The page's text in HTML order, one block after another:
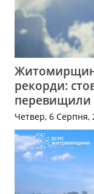
рекорди:
перевищили
Четвер, 6 Серпня,